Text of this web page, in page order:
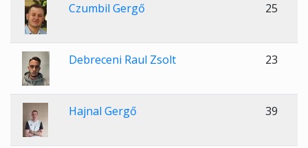
Czumbil Gergő 25
Debreceni Raul Zsolt 23
Hajnal Gergő 39